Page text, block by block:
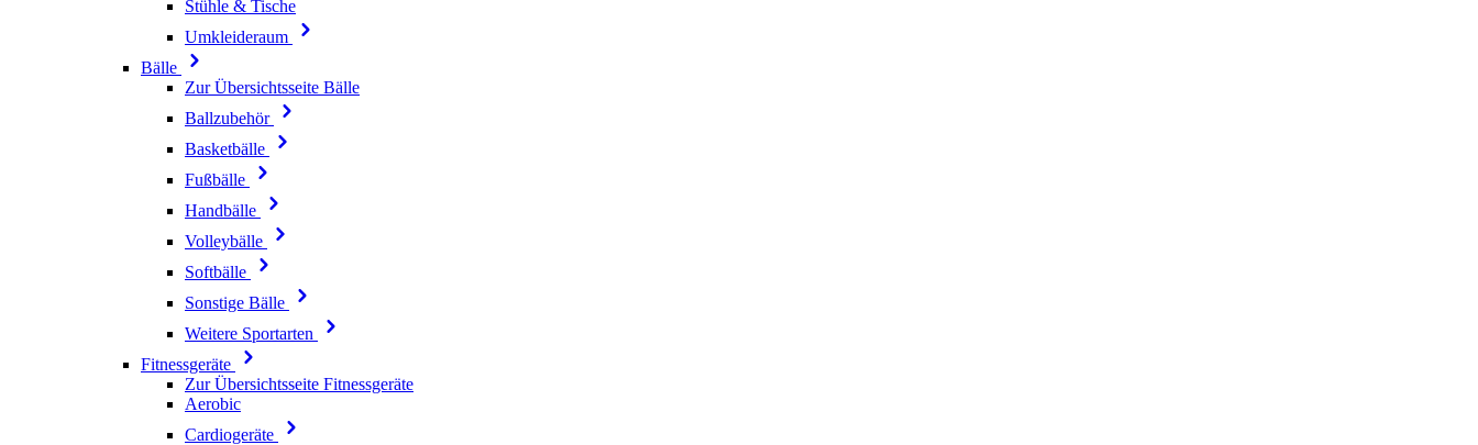
Stühle & Tische
Umkleideraum
Bälle
Zur Übersichtsseite Bälle
Ballzubehör
Basketbälle
Fußbälle
Handbälle
Volleybälle
Softbälle
Sonstige Bälle
Weitere Sportarten
Fitnessgeräte
Zur Übersichtsseite Fitnessgeräte
Aerobic
Cardiogeräte